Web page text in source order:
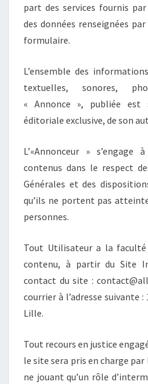
part des services fournis
des données renseignées
formulaire.
L’ensemble des
textuelles, sonores,
« Annonce », publiée est
éditoriale exclusive, de son
L’«Annonceur »
contenus dans le respect
Générales et des
qu’ils ne portent pas
personnes.
Tout Utilisateur a la
contenu, à partir du Site
contact du site :
courrier à l’adresse suivante
Lille.
Tout recours en justice
le site sera pris en charge par
ne jouant qu’un rôle